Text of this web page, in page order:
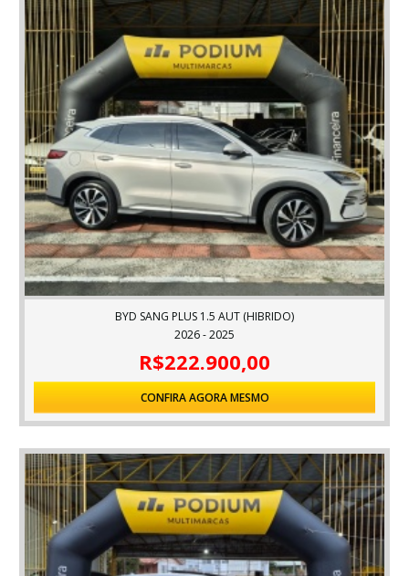
BYD SANG PLUS 1.5 AUT (HIBRIDO)
2026 - 2025
R$222.900,00
CONFIRA AGORA MESMO